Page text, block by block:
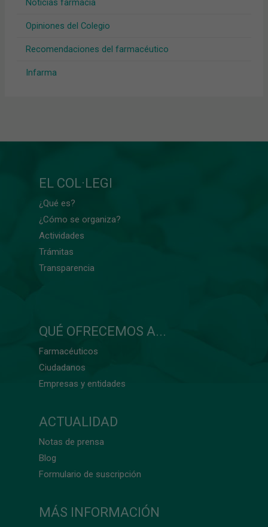
Noticias farmacia
Opiniones del Colegio
Recomendaciones del farmacéutico
Infarma
EL COL·LEGI
¿Qué es?
¿Cómo se organiza?
Actividades
Trámitas
Transparencia
QUÉ OFRECEMOS A...
Farmacéuticos
Ciudadanos
Empresas y entidades
ACTUALIDAD
Notas de prensa
Blog
Formulario de suscripción
MÁS INFORMACIÓN